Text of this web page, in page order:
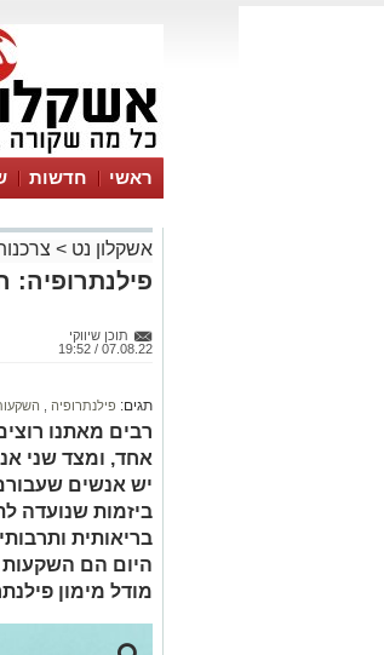
ראשי חדשות
אשקלון נט >
תוכן שיווקי
07.08.22 / 19:52
תגים: פילנתרופיה
רבים מאתנו
אחד, ומצד שני
יש אנשים
ביזמות שנועדה
בריאותית
היום הם השקעות
מודל מימון